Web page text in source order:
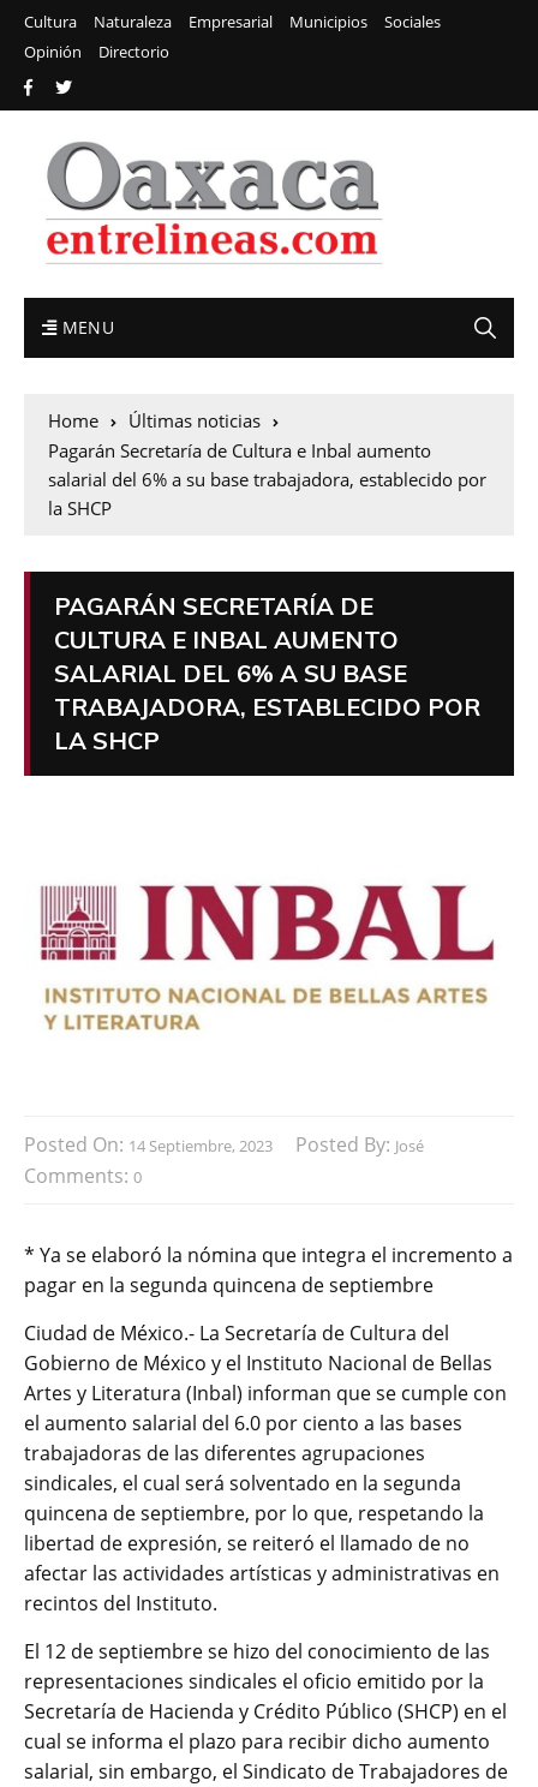
Cultura Naturaleza Empresarial Municipios
Sociales
Opinión
Directorio
MENU
Home
Últimas noticias
Pagarán Secretaría de Cultura e Inbal aumento
salarial del 6% a su base trabajadora, establecido por
la SHCP
PAGARÁN SECRETARÍA DE
CULTURA E INBAL AUMENTO
SALARIAL DEL 6% A SU BASE
TRABAJADORA, ESTABLECIDO POR
LA SHCP
Posted On: 14 Septiembre, 2023 Posted By: José
Comments: 0
* Ya se elaboró la nómina que integra el incremento a
pagar en la segunda quincena de septiembre
Ciudad de México.- La Secretaría de Cultura del
Gobierno de México y el Instituto Nacional de Bellas
Artes y Literatura (Inbal) informan que se cumple con
el aumento salarial del 6.0 por ciento a las bases
trabajadoras de las diferentes agrupaciones
sindicales, el cual será solventado en la segunda
quincena de septiembre, por lo que, respetando la
libertad de expresión, se reiteró el llamado de no
afectar las actividades artísticas y administrativas en
recintos del Instituto.
El 12 de septiembre se hizo del conocimiento de las
representaciones sindicales el oficio emitido por la
Secretaría de Hacienda y Crédito Público (SHCP) en el
cual se informa el plazo para recibir dicho aumento
salarial, sin embargo, el Sindicato de Trabajadores de